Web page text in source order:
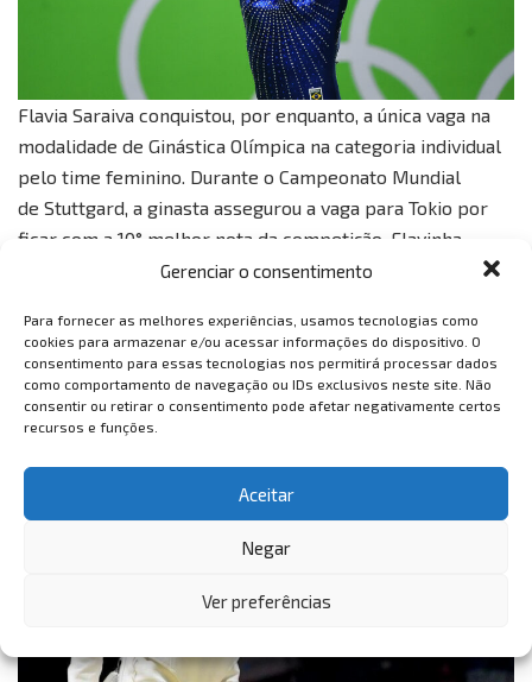
Gerenciar o consentimento
Para fornecer as melhores experiências, usamos tecnologias como
cookies para armazenar e/ou acessar informações do dispositivo. O
consentimento para essas tecnologias nos permitirá processar dados
como comportamento de navegação ou IDs exclusivos neste site. Não
consentir ou retirar o consentimento pode afetar negativamente certos
recursos e funções.
Aceitar
Negar
Ver preferências
Flavia Saraiva conquistou, por enquanto, a única vaga na
modalidade de Ginástica Olímpica na categoria individual
pelo time feminino. Durante o Campeonato Mundial
de Stuttgard, a ginasta assegurou a vaga para Tokio por
ficar com a 10° melhor nota da competição. Flavinha
estreou no Pan-Americano em 2015, com apenas 15 anos
Nathalie Moellhausen – Esgrima